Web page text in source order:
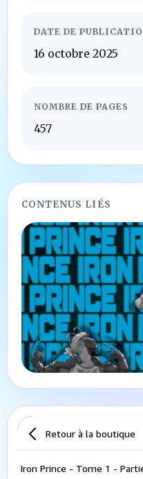
DATE DE
16 octobre 2025
NOMBRE DE PAGES
457
CONTENUS LIÉS
LIVRES
Iron Prince – Partie 2